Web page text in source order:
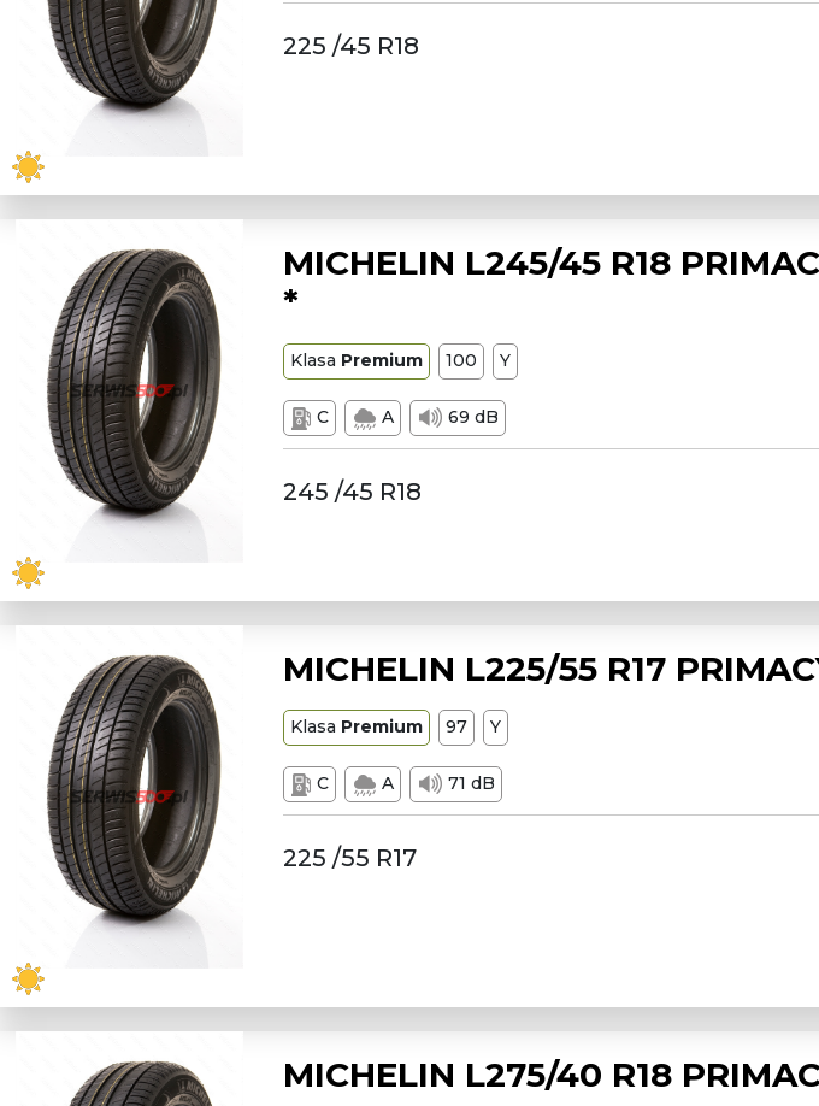
225 /45 R18
MICHELIN L245/45 R18
*
Klasa Premium 100 Y
C A 69 dB
245 /45 R18
MICHELIN L225/55 R17
Klasa Premium 97 Y
C A 71 dB
225 /55 R17
MICHELIN L275/40 R18